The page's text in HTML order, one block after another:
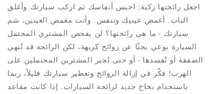
اجعل رائحتها زكية: احبس أنفاسك ثم اركب سيارتك وأغلق
الباب. أغمض عينيك وتنفس. وأنت مغمض العينين، شم
سيارتك - ما هي رائحتها؟ لن يفحص المشتري المحتمل
السيارة بوعي بحثًا عن روائح كريهة، لكن الرائحة قد تُنهي
الصفقة أو تُفسدها - أو حتى تُجبر المشترين المحتملين على
الهرب! فكّر في إزالة الروائح وتعطير سيارتك قليلاً، ربما
باستخدام بخاخ جديد لرائحة السيارات. إذا كانت مقاعد